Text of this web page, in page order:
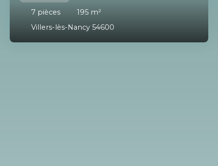
7 pièces 195 m²
Villers-lès-Nancy 54600